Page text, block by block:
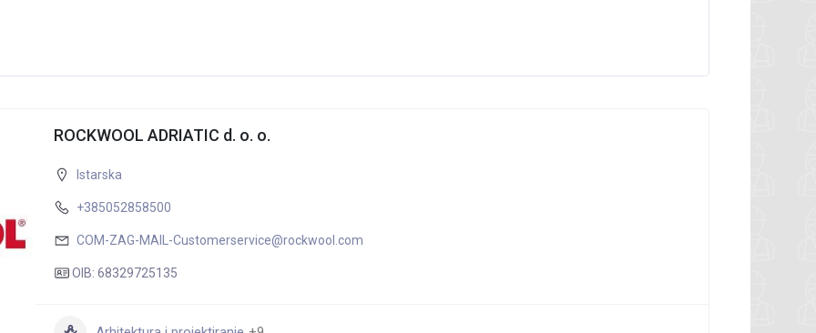
ROCKWOOL ADRIATIC d. o. o.
Istarska
+385052858500
COM-ZAG-MAIL-Customerservice@rockwool.com
OIB: 68329725135